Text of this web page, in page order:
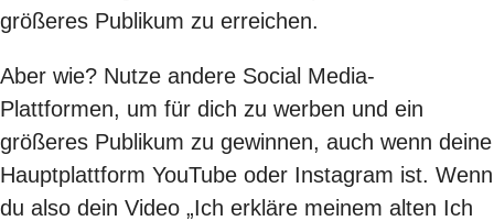
größeres Publikum zu erreichen.
Aber wie? Nutze andere Social Media-
Plattformen, um für dich zu werben und ein
größeres Publikum zu gewinnen, auch wenn deine
Hauptplattform YouTube oder Instagram ist. Wenn
du also dein Video „Ich erkläre meinem alten Ich